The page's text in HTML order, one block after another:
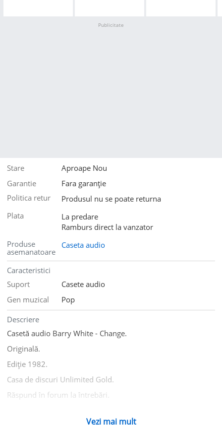
Publicitate
Stare
Aproape Nou
Garantie
Fara garanție
Politica retur
Produsul nu se poate returna
Plata
La predare
Ramburs direct la vanzator
Produse
asemanatoare
Caseta audio
Caracteristici
Suport
Casete audio
Gen muzical
Pop
Descriere
Casetă audio Barry White - Change.
Originală.
Ediție 1982.
Casa de discuri Unlimited Gold.
Răspund în forum la întrebări.
Am și alte casete audio, CD și viniluri.
Vezi mai mult